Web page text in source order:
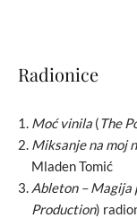
Radionice
Moć vinila (The
Miksanje na moj
Mladen Tomić
Ableton – Magija
Production)